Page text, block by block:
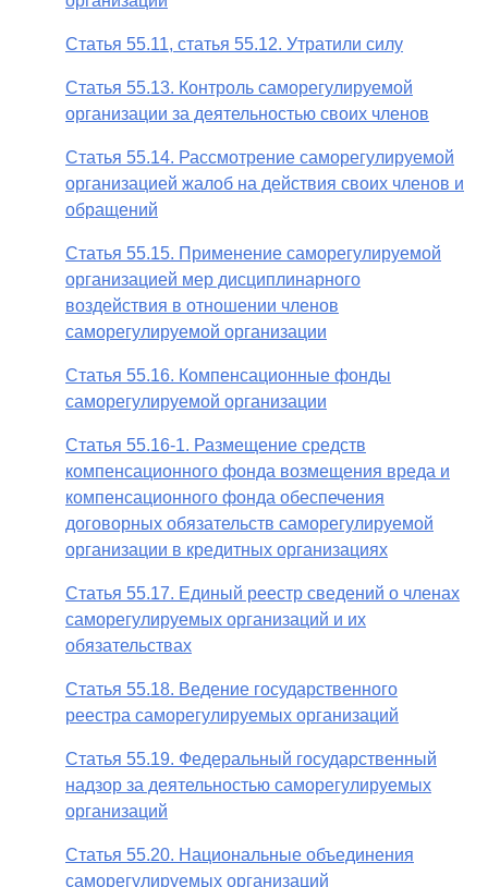
Статья 55.11, статья 55.12. Утратили силу
Статья 55.13. Контроль саморегулируемой
организации за деятельностью своих членов
Статья 55.14. Рассмотрение саморегулируемой
организацией жалоб на действия своих членов и
обращений
Статья 55.15. Применение саморегулируемой
организацией мер дисциплинарного
воздействия в отношении членов
саморегулируемой организации
Статья 55.16. Компенсационные фонды
саморегулируемой организации
Статья 55.16-1. Размещение средств
компенсационного фонда возмещения вреда и
компенсационного фонда обеспечения
договорных обязательств саморегулируемой
организации в кредитных организациях
Статья 55.17. Единый реестр сведений о членах
саморегулируемых организаций и их
обязательствах
Статья 55.18. Ведение государственного
реестра саморегулируемых организаций
Статья 55.19. Федеральный государственный
надзор за деятельностью саморегулируемых
организаций
Статья 55.20. Национальные объединения
саморегулируемых организаций